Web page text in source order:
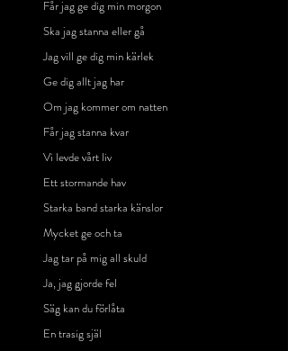
Får jag ge dig min morgon
Ska jag stanna eller gå
Jag vill ge dig min kärlek
Ge dig allt jag har
Om jag kommer om natten
Får jag stanna kvar
Vi levde vårt liv
Ett stormande hav
Starka band starka känslor
Mycket ge och ta
Jag tar på mig all skuld
Ja, jag gjorde fel
Säg kan du förlåta
En trasig själ